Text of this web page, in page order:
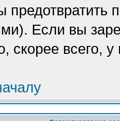
предотвратить
Если вы
скорее всего,